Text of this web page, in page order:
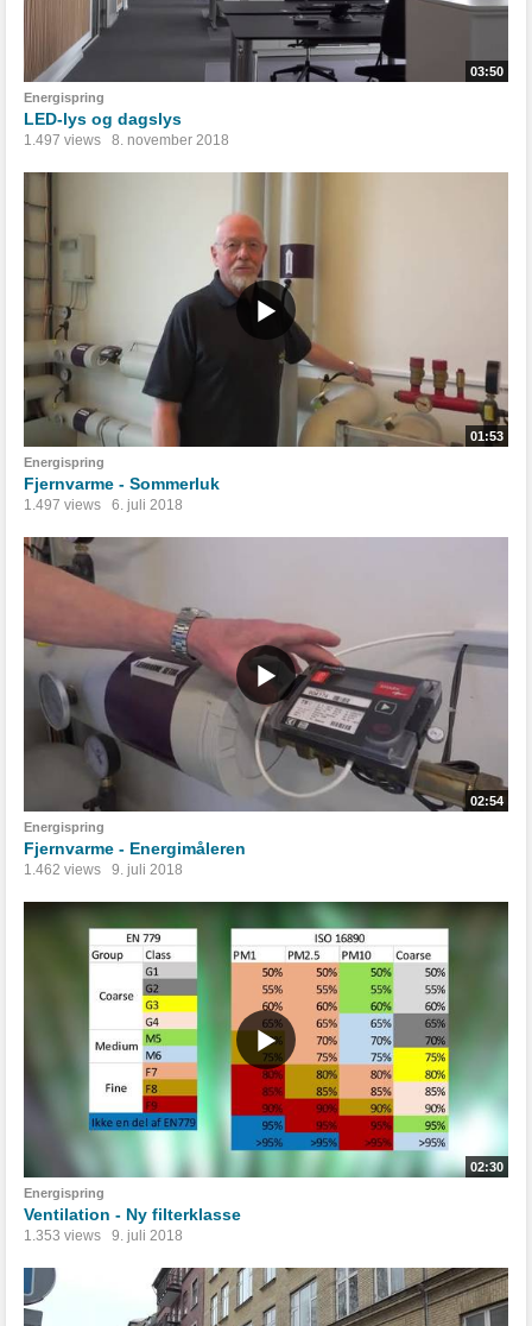
03:50
Energispring
LED-lys og dagslys
1.497 views 8. november 2018
01:53
Energispring
Fjernvarme - Sommerluk
1.497 views 6. juli 2018
02:54
Energispring
Fjernvarme - Energimåleren
1.462 views 9. juli 2018
02:30
Energispring
Ventilation - Ny filterklasse
1.353 views 9. juli 2018